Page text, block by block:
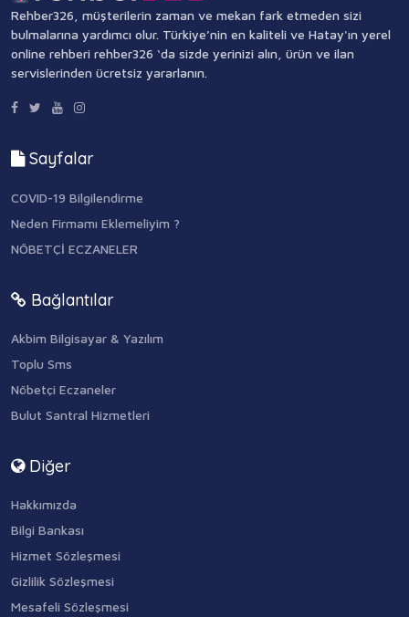
Rehber326, müşterilerin zaman ve mekan fark etmeden sizi
bulmalarına yardımcı olur. Türkiye’nin en kaliteli ve Hatay'ın yerel
online rehberi rehber326 ‘da sizde yerinizi alın, ürün ve ilan
servislerinden ücretsiz yararlanın.
Sayfalar
COVID-19 Bilgilendirme
Neden Firmamı Eklemeliyim ?
NÖBETÇİ ECZANELER
Bağlantılar
Akbim Bilgisayar & Yazılım
Toplu Sms
Nöbetçi Eczaneler
Bulut Santral Hizmetleri
Diğer
Hakkımızda
Bilgi Bankası
Hizmet Sözleşmesi
Gizlilik Sözleşmesi
Mesafeli Sözleşmesi